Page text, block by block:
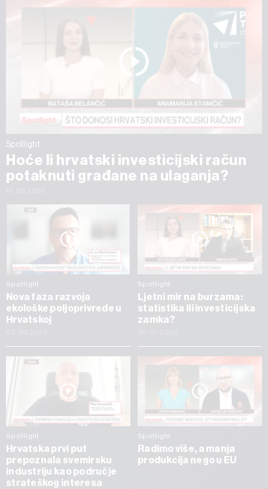
Spotlight
Hoće li hrvatski investicijski račun
potaknuti građane na ulaganja?
Spotlight
Nova faza razvoja
ekološke poljoprivrede u
Hrvatskoj
Spotlight
Ljetni mir na burzama:
statistika ili investicijska
zamka?
Spotlight
Hrvatska prvi put
prepoznala svemirsku
industriju kao područje
strateškog interesa
Spotlight
Radimo više, a manja
produkcija nego u EU